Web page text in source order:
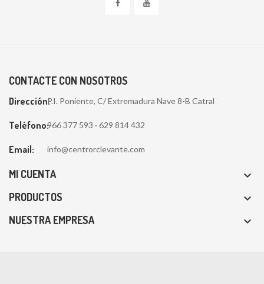
CONTACTE CON NOSOTROS
Dirección:P.I. Poniente, C/ Extremadura Nave 8-B Catral
Teléfono:966 377 593 · 629 814 432
Email: info@centrorclevante.com
MI CUENTA 
PRODUCTOS 
NUESTRA EMPRESA 